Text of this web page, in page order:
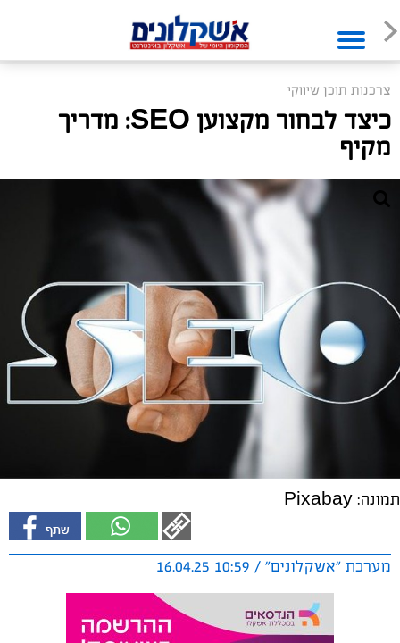
צרכנות תוכן שיווקי
כיצד לבחור מקצוען SEO: מדריך
מקיף
תמונה: Pixabay
מערכת "אשקלונים" / 10:59 16.04.25